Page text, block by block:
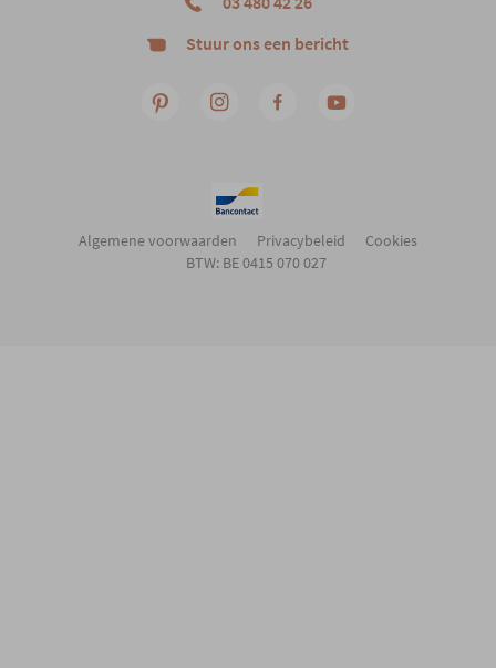
Stuur ons een bericht
Algemene voorwaarden Privacybeleid
Cookies
BTW: BE 0415 070 027